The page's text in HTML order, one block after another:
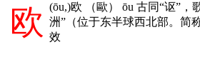
欧 (ōu,)欧 （歐） ōu 古同“讴”，
洲”（位于东半球西北部。简
效